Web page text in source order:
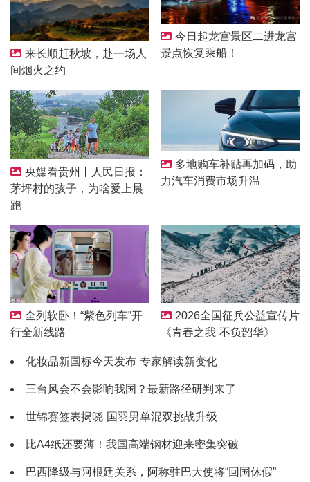
来长顺赶秋坡，赴一场人
间烟火之约
今日起龙宫景区二进龙宫
景点恢复乘船！
央媒看贵州丨人民日报：
茅坪村的孩子，为啥爱上晨
跑
多地购车补贴再加码，助
力汽车消费市场升温
全列软卧！“紫色列车”开
行全新线路
2026全国征兵公益宣传片
《青春之我 不负韶华》
化妆品新国标今天发布 专家解读新变化
三台风会不会影响我国？最新路径研判来了
世锦赛签表揭晓 国羽男单混双挑战升级
比A4纸还要薄！我国高端钢材迎来密集突破
巴西降级与阿根廷关系，阿称驻巴大使将“回国休假”